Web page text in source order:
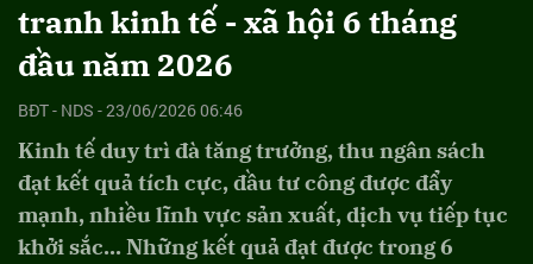
tranh kinh tế - xã hội 6 tháng
đầu năm 2026
BĐT - NDS - 23/06/2026 06:46
Kinh tế duy trì đà tăng trưởng, thu ngân sách
đạt kết quả tích cực, đầu tư công được đẩy
mạnh, nhiều lĩnh vực sản xuất, dịch vụ tiếp tục
khởi sắc... Những kết quả đạt được trong 6